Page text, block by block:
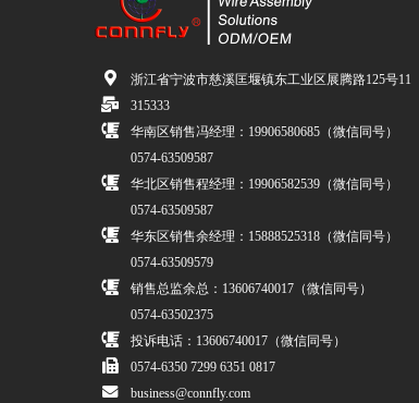
浙江省宁波市慈溪匡堰镇东工业区展腾路125号11
315333
华南区销售冯经理：19906580685（微信同号）
0574-63509587
华北区销售程经理：19906582539（微信同号）
0574-63509587
华东区销售余经理：15888525318（微信同号）
0574-63509579
销售总监余总：13606740017（微信同号）
0574-63502375
投诉电话：13606740017（微信同号）
0574-6350 7299 6351 0817
business@connfly.com